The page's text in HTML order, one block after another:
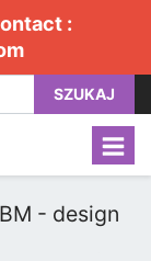
:
SZUKAJ
- design